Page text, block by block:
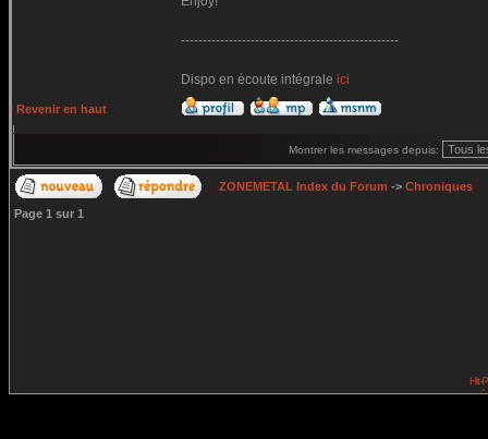
--------------------------------------------------
Dispo en écoute intégrale ici
Revenir en haut
Montrer les messages depuis:
ZONEMETAL Index du Forum -> Chroniques
Page 1 sur 1